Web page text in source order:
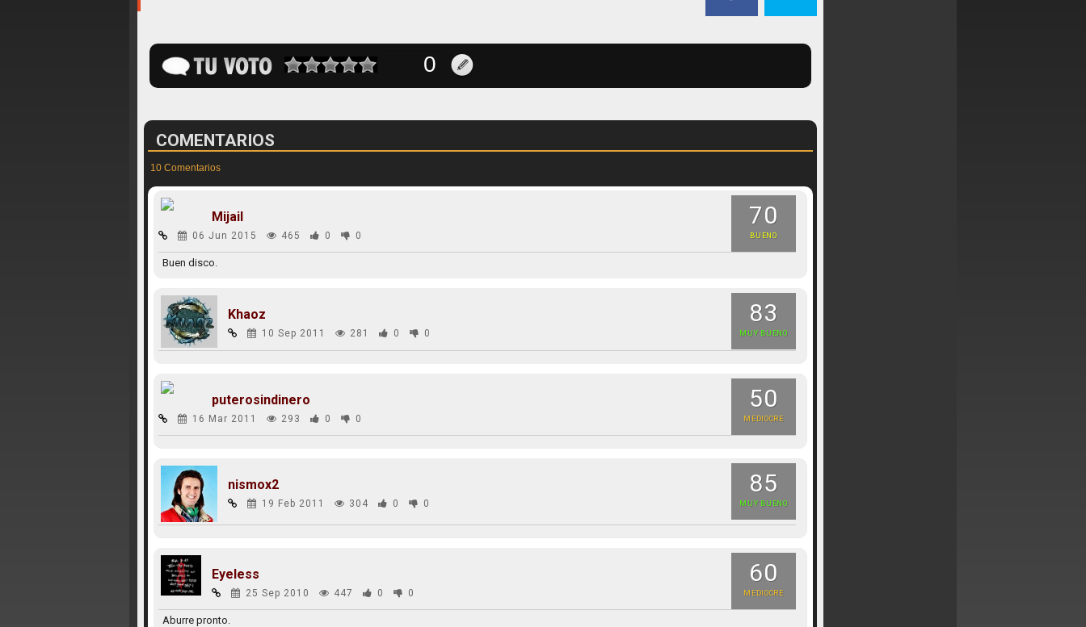
COMENTARIOS
10 Comentarios
70
BUENO
Mijail
06 Jun 2015 465 0 0
Buen disco.
83
MUY BUENO
Khaoz
10 Sep 2011 281 0 0
50
MEDIOCRE
puterosindinero
16 Mar 2011 293 0 0
85
MUY BUENO
nismox2
19 Feb 2011 304 0 0
60
MEDIOCRE
Eyeless
25 Sep 2010 447 0 0
Aburre pronto.